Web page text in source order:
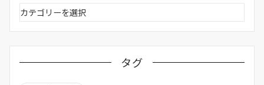
カ
テ
ゴ
タグ